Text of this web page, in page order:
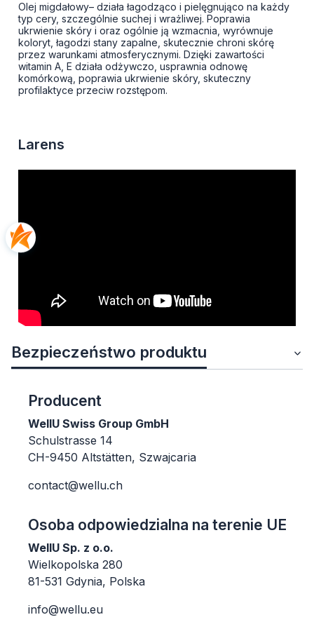
Olej migdałowy– działa łagodząco i pielęgnująco na każdy
typ cery, szczególnie suchej i wrażliwej. Poprawia
ukrwienie skóry i oraz ogólnie ją wzmacnia, wyrównuje
koloryt, łagodzi stany zapalne, skutecznie chroni skórę
przez warunkami atmosferycznymi. Dzięki zawartości
witamin A, E działa odżywczo, usprawnia odnowę
komórkową, poprawia ukrwienie skóry, skuteczny
profilaktyce przeciw rozstępom.
Larens
Bezpieczeństwo produktu
Producent
WellU Swiss Group GmbH
Schulstrasse 14
CH-9450 Altstätten, Szwajcaria
contact@wellu.ch
Osoba odpowiedzialna na terenie UE
WellU Sp. z o.o.
Wielkopolska 280
81-531 Gdynia, Polska
info@wellu.eu